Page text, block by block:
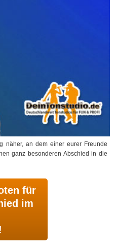
näher, an dem einer eurer Freunde
ganz besonderen Abschied in die
für
im